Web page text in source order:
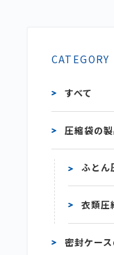
CATEGORY
すべて
圧縮袋の
ふとん
衣類圧
密封ケー